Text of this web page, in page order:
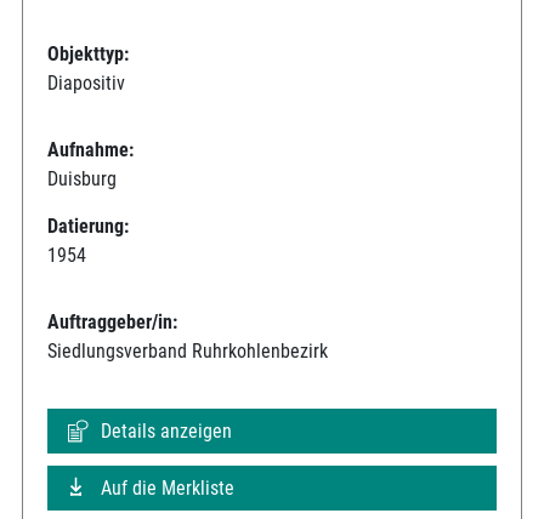
Objekttyp:
Diapositiv
Aufnahme:
Duisburg
Datierung:
1954
Auftraggeber/in:
Siedlungsverband Ruhrkohlenbezirk
Details anzeigen
Auf die Merkliste